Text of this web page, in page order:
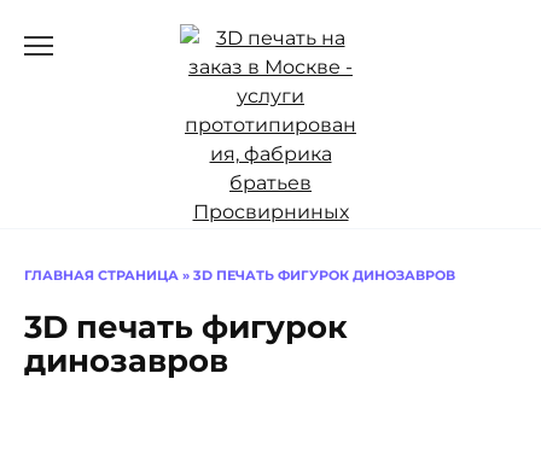
ГЛАВНАЯ СТРАНИЦА » 3D ПЕЧАТЬ ФИГУРОК ДИНОЗАВРОВ
3D печать фигурок
динозавров